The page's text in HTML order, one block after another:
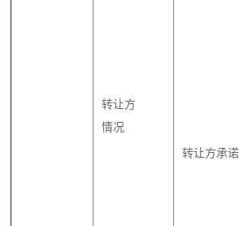
转让方
情况
转让方承诺